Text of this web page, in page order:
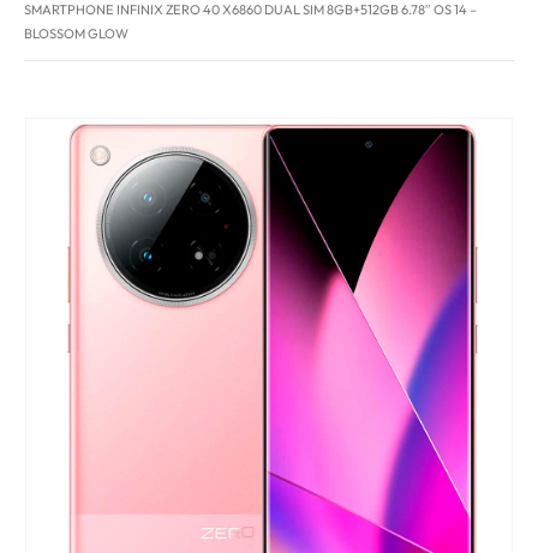
SMARTPHONE INFINIX ZERO 40 X6860 DUAL SIM 8GB+512GB 6.78″ OS 14 –
BLOSSOM GLOW